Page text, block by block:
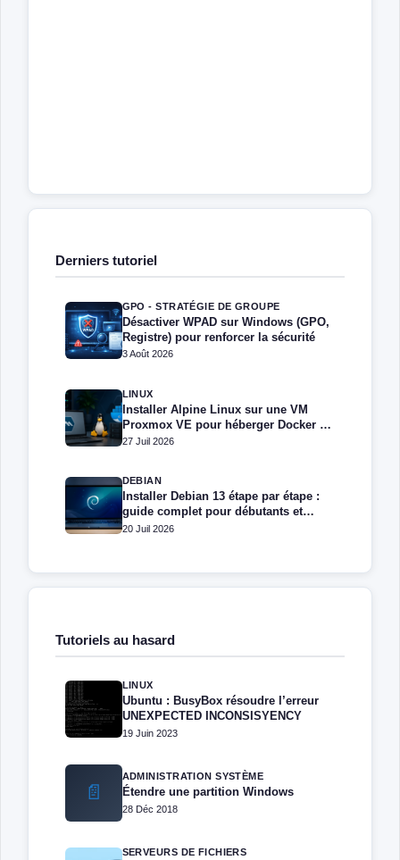
Derniers tutoriel
GPO - STRATÉGIE DE GROUPE
Désactiver WPAD sur Windows (GPO,
Registre) pour renforcer la sécurité
3 Août 2026
LINUX
Installer Alpine Linux sur une VM
Proxmox VE pour héberger Docker et
Docker Compose
27 Juil 2026
DEBIAN
Installer Debian 13 étape par étape :
guide complet pour débutants et
administrateurs
20 Juil 2026
Tutoriels au hasard
LINUX
Ubuntu : BusyBox résoudre l’erreur
UNEXPECTED INCONSISYENCY
19 Juin 2023
📄
ADMINISTRATION SYSTÈME
Étendre une partition Windows
28 Déc 2018
SERVEURS DE FICHIERS